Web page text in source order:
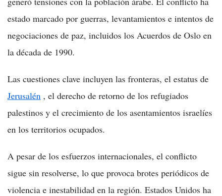
estado marcado por guerras, levantamientos e intentos de
negociaciones de paz, incluidos los Acuerdos de Oslo en
la década de 1990.
Las cuestiones clave incluyen las fronteras, el estatus de
Jerusalén , el derecho de retorno de los refugiados
palestinos y el crecimiento de los asentamientos israelíes
en los territorios ocupados.
A pesar de los esfuerzos internacionales, el conflicto
sigue sin resolverse, lo que provoca brotes periódicos de
violencia e inestabilidad en la región. Estados Unidos ha